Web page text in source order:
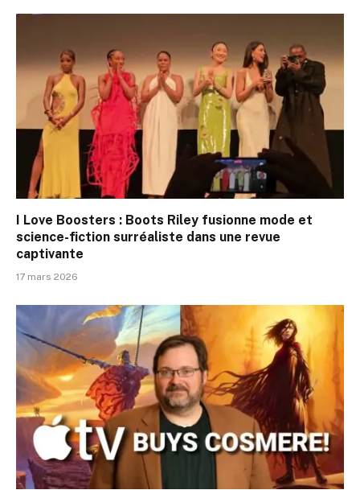
I Love Boosters : Boots Riley fusionne mode et
science-fiction surréaliste dans une revue
captivante
17 mars 2026